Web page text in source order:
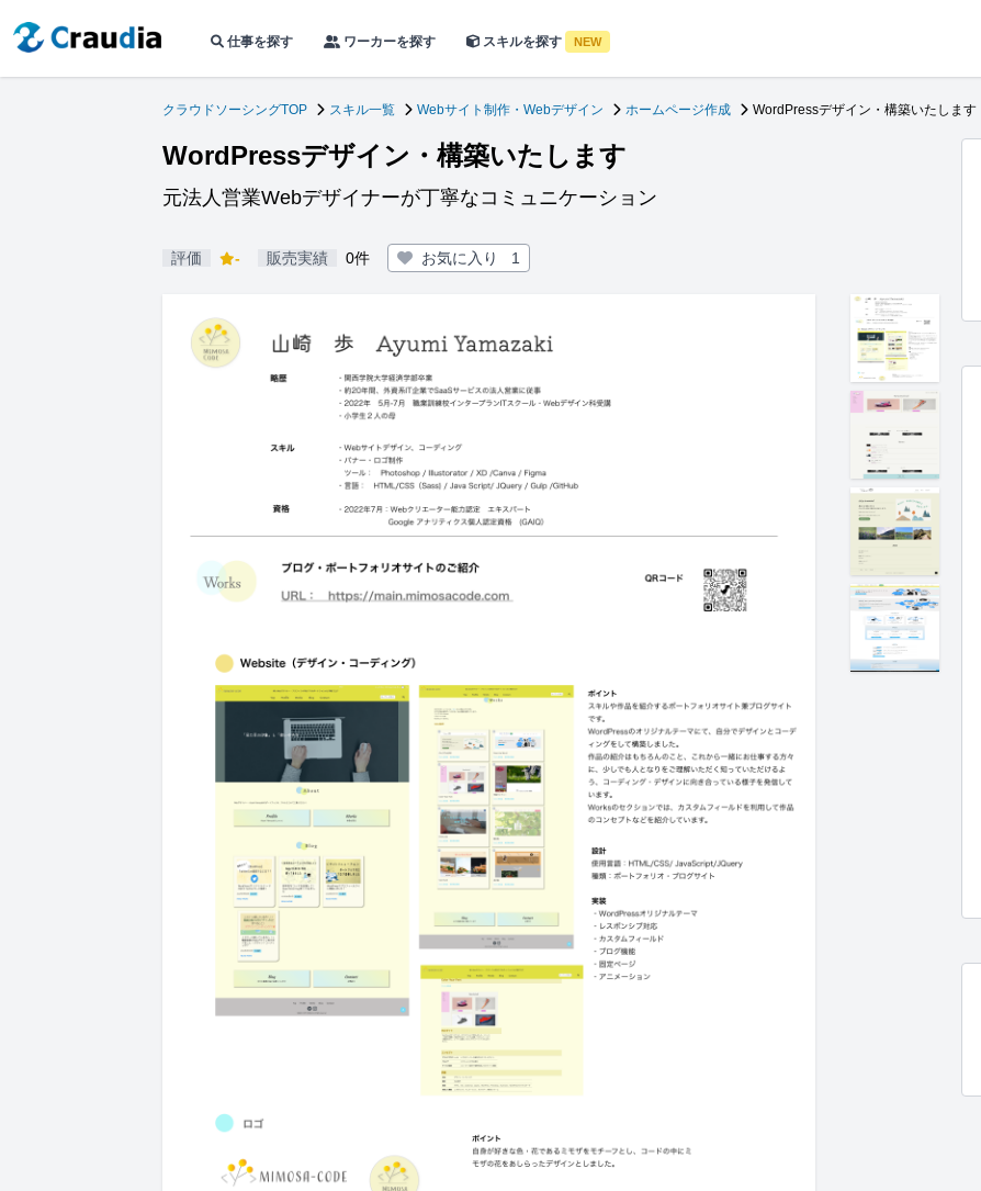
仕事を探す ワーカーを探す スキルを探す NEW
クラウドソーシングTOP スキル一覧 Webサイト制作・Webデザイン ホームページ作成 WordPressデザイン・構築いたします
WordPressデザイン・構築いたします
元法人営業Webデザイナーが丁寧なコミュニケーション
評価 - 販売実績 0件 お気に入り 1